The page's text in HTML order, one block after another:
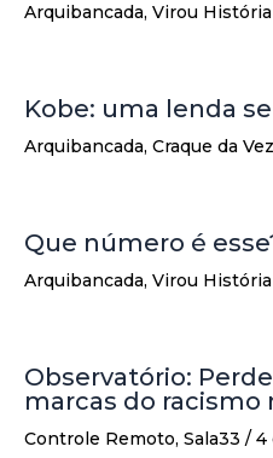
Arquibancada, Virou História
Kobe: uma lenda
Arquibancada, Craque da Vez
Que número é
Arquibancada, Virou História
Observatório:
marcas do racismo
Controle Remoto, Sala33 / 4